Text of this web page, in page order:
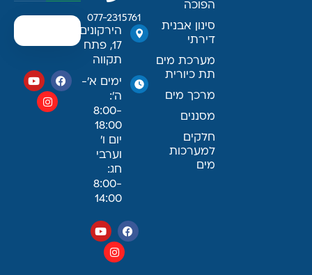
הפוכה
סינון אבנית
דירתי
מערכת מים
תת כיורית
מרכך מים
מסננים
חלקים
למערכות
מים
077-2315761
הירקונים
17, פתח
תקווה
ימים א׳-
ה׳:
8:00-
18:00
יום ו׳
וערבי
חג:
8:00-
14:00